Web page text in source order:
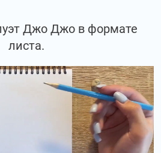
Джо Джо в формате
листа.